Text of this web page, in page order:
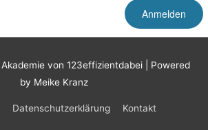
Akademie von 123effizientdabei | Powered
by Meike Kranz
Datenschutzerklärung Kontakt